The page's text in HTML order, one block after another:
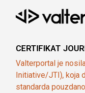
CERTIFIKAT
Valterportal je
Initiative/JTI), koja
standarda